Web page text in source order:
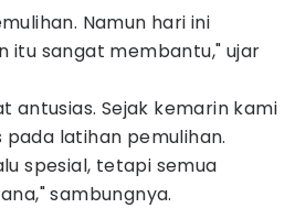
Namun hari ini
itu sangat membantu," ujar
antusias. Sejak kemarin kami
latihan pemulihan.
spesial, tetapi semua
sambungnya.